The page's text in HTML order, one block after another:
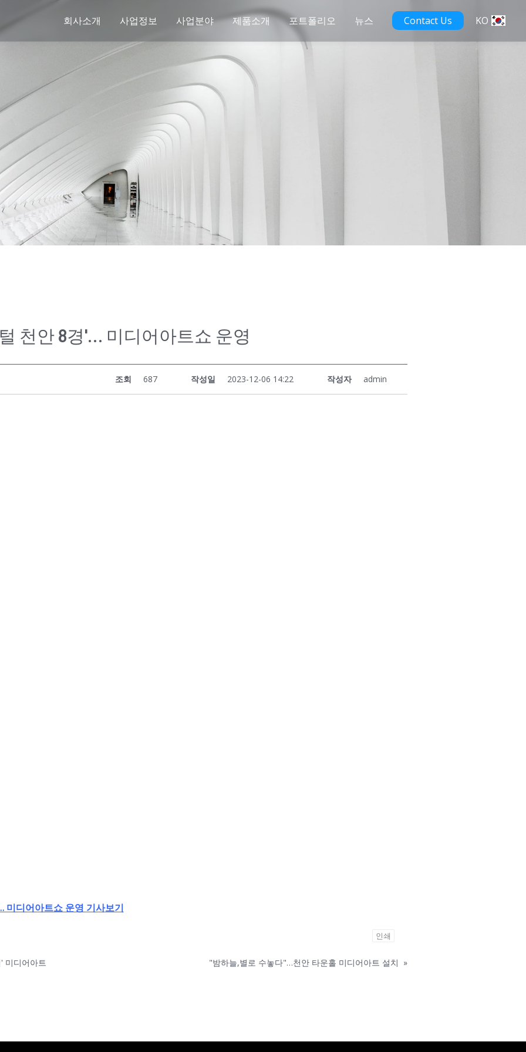
회사소개 사업정보 사업분야 제품소개 포트폴리오 뉴스 Contact Us KO
천안 8경'… 미디어아트쇼 운영
작성자 admin
작성일 2023-12-06 14:22
조회 687
미디어아트쇼 운영 기사보기
인쇄
미디어아트 "밤하늘,별로 수놓다"…천안 타운홀 미디어아트 설치 »